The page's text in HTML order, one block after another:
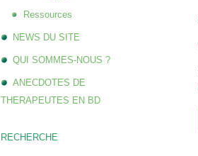
Ressources
NEWS DU SITE
QUI SOMMES-NOUS ?
ANECDOTES DE
THERAPEUTES EN BD
RECHERCHE